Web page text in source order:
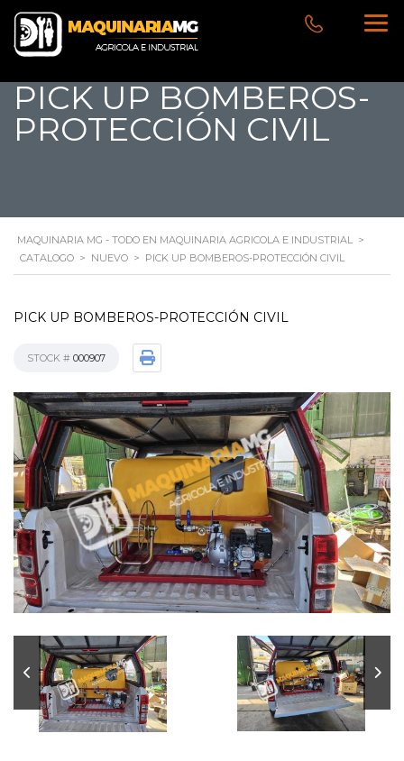
PICK UP BOMBEROS-
PROTECCIÓN CIVIL
MAQUINARIA MG - TODO EN MAQUINARIA AGRICOLA E INDUSTRIAL >
CATALOGO > NUEVO > PICK UP BOMBEROS-PROTECCIÓN CIVIL
PICK UP BOMBEROS-PROTECCIÓN CIVIL
STOCK # 000907